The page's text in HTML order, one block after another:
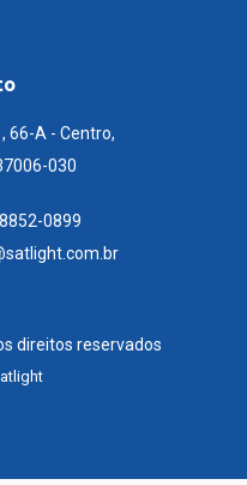
66-A - Centro,
030
0899
direitos reservados